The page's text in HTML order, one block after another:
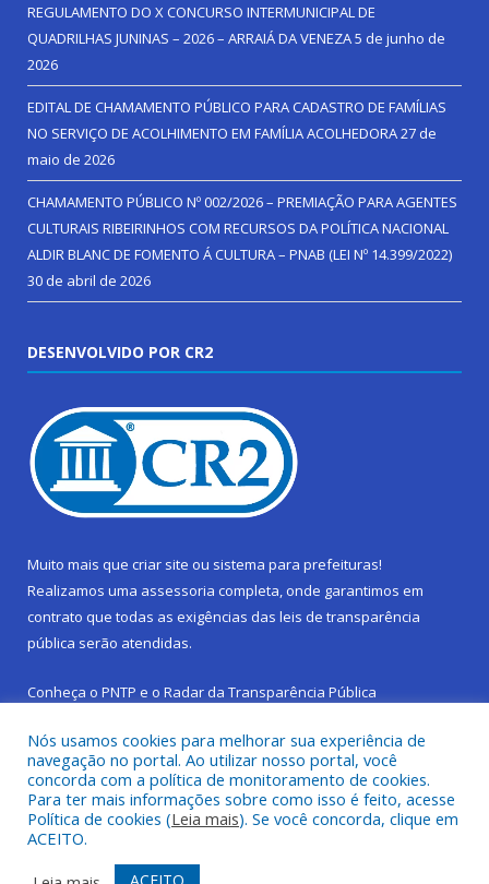
REGULAMENTO DO X CONCURSO INTERMUNICIPAL DE
QUADRILHAS JUNINAS – 2026 – ARRAIÁ DA VENEZA5 de junho de
2026
EDITAL DE CHAMAMENTO PÚBLICO PARA CADASTRO DE FAMÍLIAS
NO SERVIÇO DE ACOLHIMENTO EM FAMÍLIA ACOLHEDORA27 de
maio de 2026
CHAMAMENTO PÚBLICO Nº 002/2026 – PREMIAÇÃO PARA AGENTES
CULTURAIS RIBEIRINHOS COM RECURSOS DA POLÍTICA NACIONAL
ALDIR BLANC DE FOMENTO Á CULTURA – PNAB (LEI Nº 14.399/2022)
30 de abril de 2026
DESENVOLVIDO POR CR2
Muito mais que criar site ou sistema para prefeituras!
Realizamos uma assessoria completa, onde garantimos em
contrato que todas as exigências das leis de transparência
pública serão atendidas.
Conheça o PNTP e o Radar da Transparência Pública
Todos os direitos reservados a Prefeitura Municipal de São
Sebastião da Boa Vista.
Frequência Online Mapa do Site
Nós usamos cookies para melhorar sua experiência de
navegação no portal. Ao utilizar nosso portal, você
concorda com a política de monitoramento de cookies.
Para ter mais informações sobre como isso é feito, acesse
Política de cookies (Leia mais). Se você concorda, clique em
ACEITO.